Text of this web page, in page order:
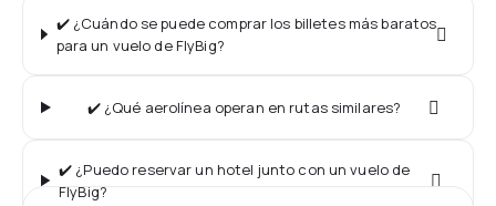
✔️ ¿Cuándo se puede comprar los billetes más baratos
para un vuelo de FlyBig?
✔️ ¿Qué aerolínea operan en rutas similares?
✔️ ¿Puedo reservar un hotel junto con un vuelo de
FlyBig?